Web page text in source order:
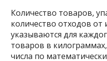
Количество товаров,
количество отходов от
указываются для
товаров в
числа по